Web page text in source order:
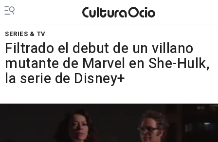
SERIES & TV
Filtrado el debut de un villano
mutante de Marvel en She-Hulk,
la serie de Disney+